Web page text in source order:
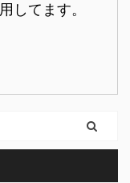
してます。